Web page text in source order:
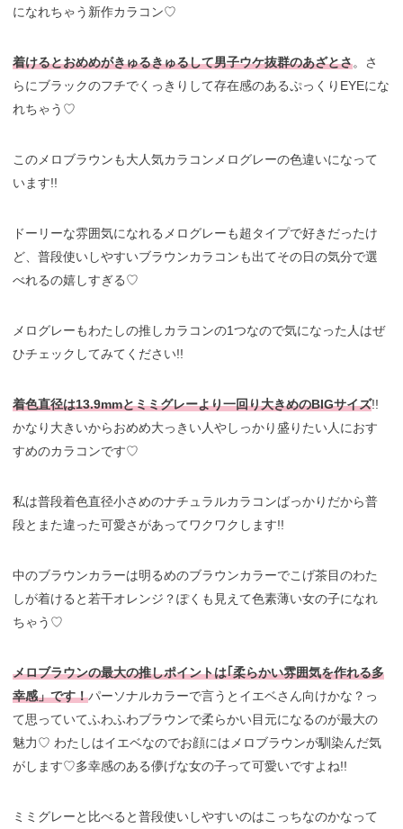
になれちゃう新作カラコン♡
着けるとおめめがきゅるきゅるして男子ウケ抜群のあざとさ。さ
らにブラックのフチでくっきりして存在感のあるぷっくりEYEにな
れちゃう♡
このメロブラウンも大人気カラコンメログレーの色違いになって
います!!
ドーリーな雰囲気になれるメログレーも超タイプで好きだったけ
ど、普段使いしやすいブラウンカラコンも出てその日の気分で選
べれるの嬉しすぎる♡
メログレーもわたしの推しカラコンの1つなので気になった人はぜ
ひチェックしてみてください!!
着色直径は13.9mmとミミグレーより一回り大きめのBIGサイズ!!
かなり大きいからおめめ大っきい人やしっかり盛りたい人におす
すめのカラコンです♡
私は普段着色直径小さめのナチュラルカラコンばっかりだから普
段とまた違った可愛さがあってワクワクします!!
中のブラウンカラーは明るめのブラウンカラーでこげ茶目のわた
しが着けると若干オレンジ？ぽくも見えて色素薄い女の子になれ
ちゃう♡
メロブラウンの最大の推しポイントは｢柔らかい雰囲気を作れる多
幸感」です！パーソナルカラーで言うとイエベさん向けかな？っ
て思っていてふわふわブラウンで柔らかい目元になるのが最大の
魅力♡ わたしはイエベなのでお顔にはメロブラウンが馴染んだ気
がします♡多幸感のある儚げな女の子って可愛いですよね!!
ミミグレーと比べると普段使いしやすいのはこっちなのかなって